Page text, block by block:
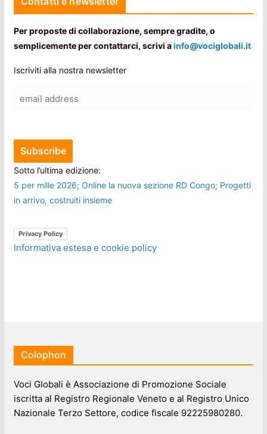
Per proposte di collaborazione, sempre gradite, o
semplicemente per contattarci, scrivi ainfo@vociglobali.it
Iscriviti alla nostra newsletter
Sotto l’ultima edizione:
5 per mille 2026; Online la nuova sezione RD Congo; Progetti
in arrivo, costruiti insieme
Privacy Policy
Informativa estesa e cookie policy
Colophon
Voci Globali è Associazione di Promozione Sociale
iscritta al Registro Regionale Veneto e al Registro Unico
Nazionale Terzo Settore, codice fiscale 92225980280.